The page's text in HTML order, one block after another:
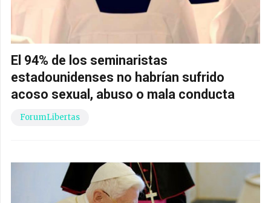
El 94% de los seminaristas
estadounidenses no habrían sufrido
acoso sexual, abuso o mala conducta
ForumLibertas